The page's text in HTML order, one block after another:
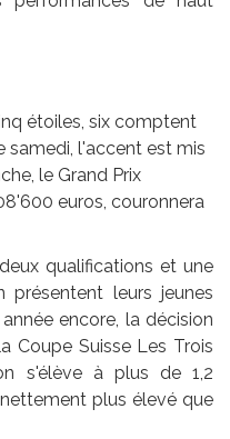
étoiles, six comptent
samedi, l'accent est mis
le Grand Prix
euros, couronnera
qualifications et une
présentent leurs jeunes
encore, la décision
Coupe Suisse Les Trois
s'élève à plus de 1,2
plus élevé que